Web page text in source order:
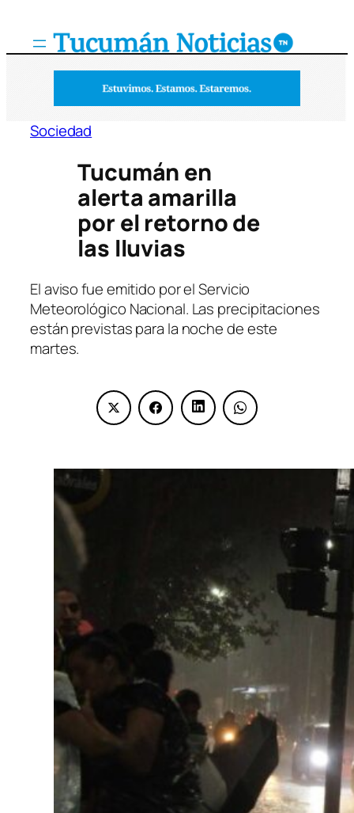
Sociedad
Tucumán en
alerta amarilla
por el retorno de
las lluvias
El aviso fue emitido por el Servicio
Meteorológico Nacional. Las precipitaciones
están previstas para la noche de este
martes.